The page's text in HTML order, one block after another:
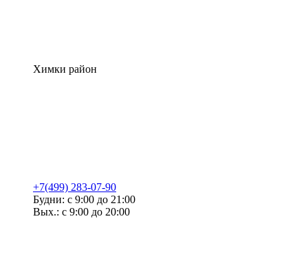
Химки район
+7(499) 283-07-90
Будни: с 9:00 до 21:00
Вых.: с 9:00 до 20:00